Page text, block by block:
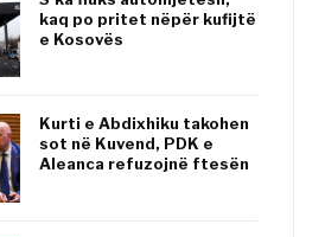
kaq po pritet nëpër kufijtë
e Kosovës
Kurti e Abdixhiku takohen
sot në Kuvend, PDK e
Aleanca refuzojnë ftesën